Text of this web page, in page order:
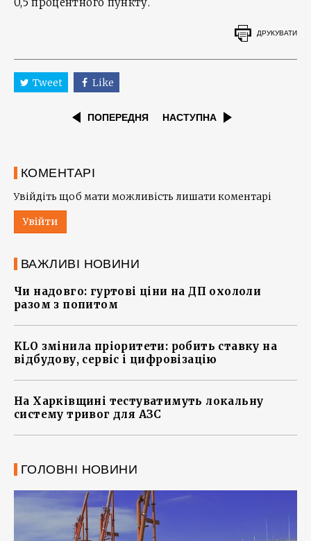
ДРУКУВАТИ
Tweet Like
ПОПЕРЕДНЯ НАСТУПНА
КОМЕНТАРІ
Увійдіть щоб мати можливість лишати коментарі
Увійти
ВАЖЛИВІ НОВИНИ
Чи надовго: гуртові ціни на ДП охололи
разом з попитом
KLO змінила пріоритети: робить ставку на
відбудову, сервіс і цифровізацію
На Харківщині тестуватимуть локальну
систему тривог для АЗС
ГОЛОВНІ НОВИНИ